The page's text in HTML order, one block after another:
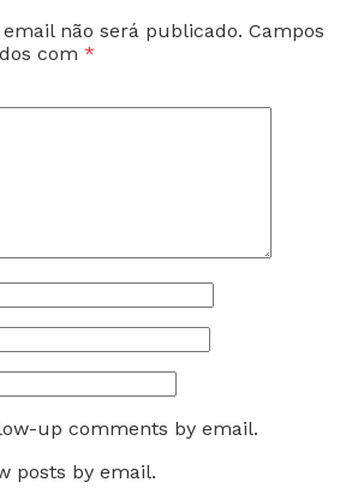
não será publicado. Campos
com *
up comments by email.
posts by email.